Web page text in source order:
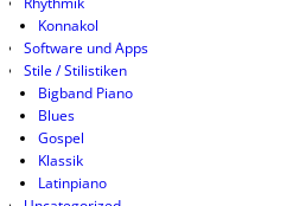
Konnakol
Software und Apps
Stile / Stilistiken
Bigband Piano
Blues
Gospel
Klassik
Latinpiano